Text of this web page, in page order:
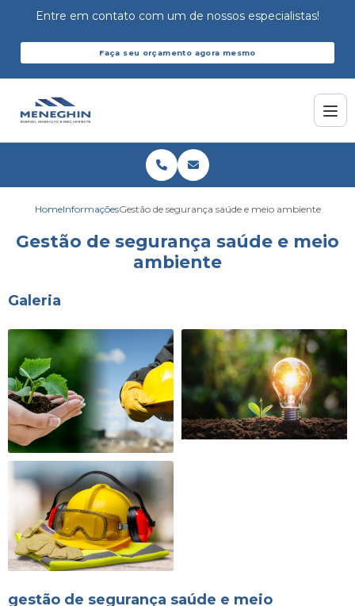
Entre em contato com um de nossos especialistas!
Faça seu orçamento agora mesmo
HomeInformaçõesGestão de segurança saúde e meio ambiente
Gestão de segurança saúde e meio
ambiente
Galeria
gestão de segurança saúde e meio